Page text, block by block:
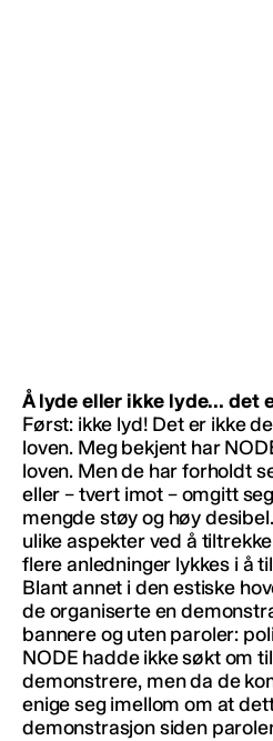
Å lyde eller ikke lyde… det
Først: ikke lyd! Det er ikke
loven. Meg bekjent har
loven. Men de har forholdt
eller – tvert imot – omgitt
mengde støy og høy
ulike aspekter ved å
flere anledninger lykkes i å
Blant annet i den estiske
de organiserte en
bannere og uten paroler:
NODE hadde ikke søkt om
demonstrere, men da de
enige seg imellom om at
demonstrasjon siden